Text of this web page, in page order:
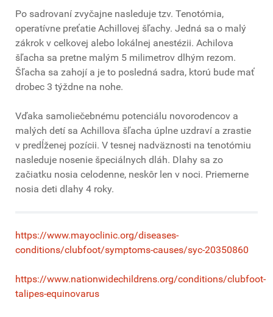
Po sadrovaní zvyčajne nasleduje tzv. Tenotómia,
operatívne preťatie Achillovej šľachy. Jedná sa o malý
zákrok v celkovej alebo lokálnej anestézii. Achilova
šľacha sa pretne malým 5 milimetrov dlhým rezom.
Šľacha sa zahojí a je to posledná sadra, ktorú bude mať
drobec 3 týždne na nohe.
Vďaka samoliečebnému potenciálu novorodencov a
malých detí sa Achillova šľacha úplne uzdraví a zrastie
v predĺženej pozícii. V tesnej nadväznosti na tenotómiu
nasleduje nosenie špeciálnych dláh. Dlahy sa zo
začiatku nosia celodenne, neskôr len v noci. Priemerne
nosia deti dlahy 4 roky.
https://www.mayoclinic.org/diseases-
conditions/clubfoot/symptoms-causes/syc-20350860
https://www.nationwidechildrens.org/conditions/clubfoot-
talipes-equinovarus